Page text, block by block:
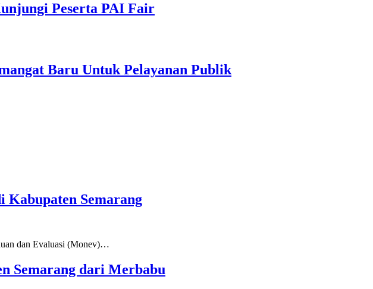
Peserta PAI Fair
Baru Untuk Pelayanan Publik
Kabupaten Semarang
dan Evaluasi (Monev)…
Semarang dari Merbabu